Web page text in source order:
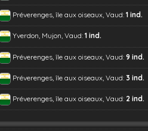
Préverenges, île aux oiseaux, Vaud: 1 ind.
Yverdon, Mujon, Vaud: 1 ind.
Préverenges, île aux oiseaux, Vaud: 9 ind.
Préverenges, île aux oiseaux, Vaud: 3 ind.
Préverenges, île aux oiseaux, Vaud: 2 ind.